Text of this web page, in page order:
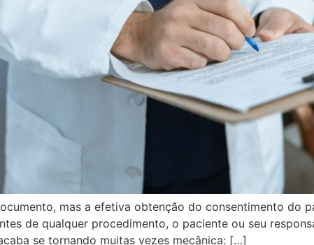
mas a efetiva obtenção do consentimento do
de qualquer procedimento, o paciente ou seu
se tornando muitas vezes mecânica: […]